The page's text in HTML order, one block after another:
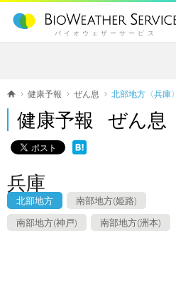
バイオウェザーサービス
健康予報 ぜん息 北部地方〈兵庫〉
健康予報 ぜん息
兵庫
北部地方 南部地方(姫路)
南部地方(神戸) 南部地方(洲本)